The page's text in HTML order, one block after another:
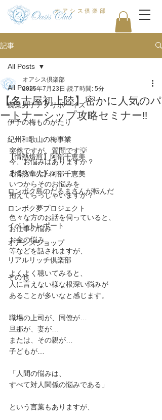
オアシス俱楽部
記事
All Posts
農業男子アグリボーイズ
伊予の梅ものがたり
紀州和歌山の梅事業
【情熱焙煎】阿部千恵美
【情熱輩先】阿部千恵美
ロンボク島のだるまさんが転んだ
ロンボク夢プロジェクト
イベントレポート
オアシスショップ
リアルリッチ倶楽部
その他
All Posts
【名古屋初上陸】密かに人気のパ
ートナーシップ攻略セミナー‼️
オアシス倶楽部
2025年7月23日 読了時間: 5分
突然ですが、質問です💡
今、お悩みはありますか？
あるとしたら、
いつからそのお悩みを
抱えてらっしゃいますか？
色々な方のお話を伺っていると、
お仕事の悩み
お金の悩み
等などを話されますが、
よくよく聴いてみると、
人に言えない様な根深い悩みが
あることが多いなと感じます。
職場の上司が、同僚が…
旦那が、妻が…
または、その親が…
子どもが…
「人間の悩みは、
すべて対人関係の悩みである」
という言葉もありますが、